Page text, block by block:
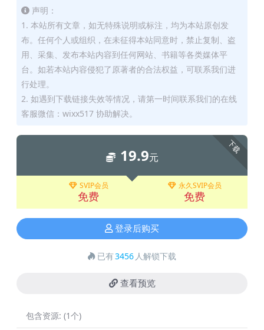
声明：
1. 本站所有文章，如无特殊说明或标注，均为本站原创发
布。任何个人或组织，在未征得本站同意时，禁止复制、盗
用、采集、发布本站内容到任何网站、书籍等各类媒体平
台。如若本站内容侵犯了原著者的合法权益，可联系我们进
行处理。
2. 如遇到下载链接失效等情况，请第一时间联系我们的在线
客服微信：wixx517 协助解决。
下载
19.9元
SVIP会员
免费
永久SVIP会员
免费
登录后购买
已有3456 人解锁下载
查看预览
包含资源: (1个)